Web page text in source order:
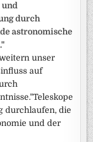
durch
astronomische
unser
auf
durchlaufen, die
und der